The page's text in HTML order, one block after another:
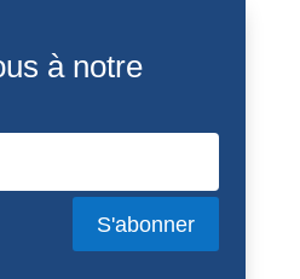
à notre
S'abonner